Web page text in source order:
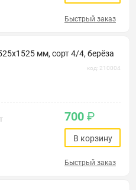
Быстрый заказ
мм, сорт 4/4, берёза
код: 210004
700 ₽
В корзину
Быстрый заказ